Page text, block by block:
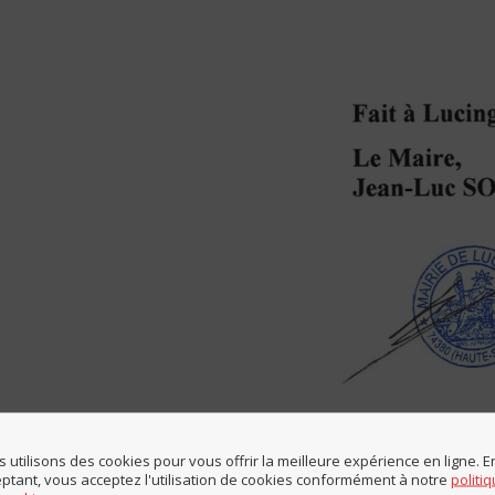
utilisons des cookies pour vous offrir la meilleure expérience en ligne.
vous acceptez l'utilisation de cookies conformément à notre